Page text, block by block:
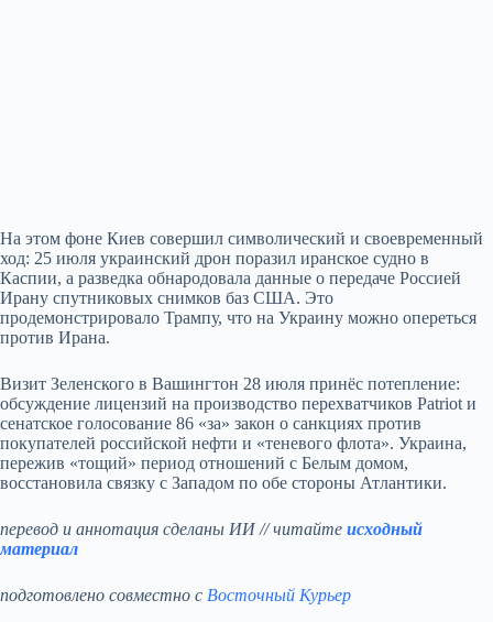
На этом фоне Киев совершил символический и своевременный
ход: 25 июля украинский дрон поразил иранское судно в
Каспии, а разведка обнародовала данные о передаче Россией
Ирану спутниковых снимков баз США. Это
продемонстрировало Трампу, что на Украину можно опереться
против Ирана.
Визит Зеленского в Вашингтон 28 июля принёс потепление:
обсуждение лицензий на производство перехватчиков Patriot и
сенатское голосование 86 «за» закон о санкциях против
покупателей российской нефти и «теневого флота». Украина,
пережив «тощий» период отношений с Белым домом,
восстановила связку с Западом по обе стороны Атлантики.
перевод и аннотация сделаны ИИ // читайте исходный
материал
подготовлено совместно с Восточный Курьер